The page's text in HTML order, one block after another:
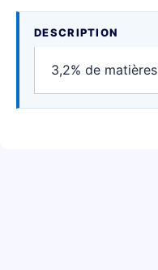
DESCRIPTION
3,2% de